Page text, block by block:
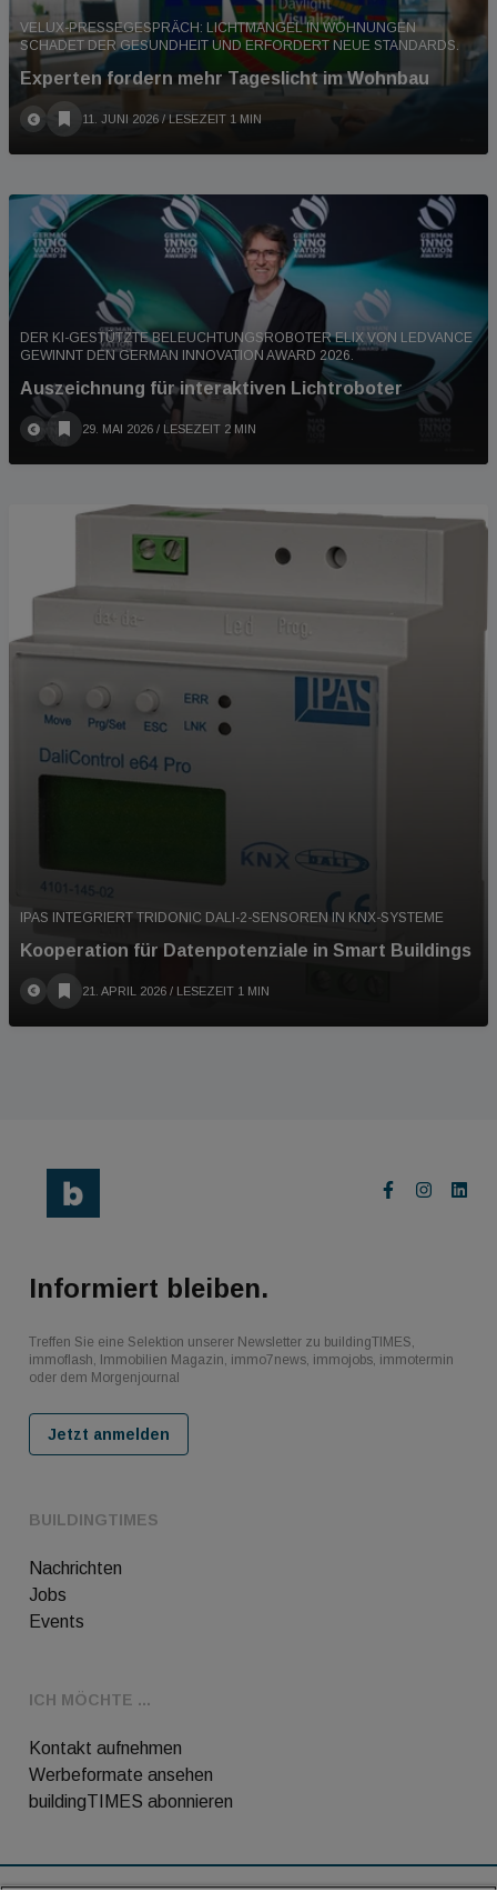
VELUX-PRESSEGESPRÄCH: LICHTMANGEL IN WOHNUNGEN
SCHADET DER GESUNDHEIT UND ERFORDERT NEUE STANDARDS.
Experten fordern mehr Tageslicht im Wohnbau
11. JUNI 2026 / LESEZEIT 1 MIN
DER KI-GESTÜTZTE BELEUCHTUNGSROBOTER ELIX VON LEDVANCE
GEWINNT DEN GERMAN INNOVATION AWARD 2026.
Auszeichnung für interaktiven Lichtroboter
29. MAI 2026 / LESEZEIT 2 MIN
IPAS INTEGRIERT TRIDONIC DALI-2-SENSOREN IN KNX-SYSTEME
Kooperation für Datenpotenziale in Smart Buildings
21. APRIL 2026 / LESEZEIT 1 MIN
BUILDINGTIMES
Nachrichten
Jobs
Events
ICH MÖCHTE ...
Kontakt aufnehmen
Werbeformate ansehen
buildingTIMES abonnieren
Informiert bleiben.
Treffen Sie eine Selektion unserer Newsletter zu buildingTIMES,
immoflash, Immobilien Magazin, immo7news, immojobs, immotermin
oder dem Morgenjournal
Jetzt anmelden